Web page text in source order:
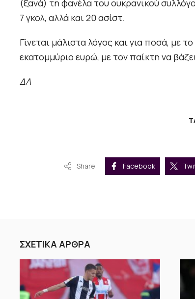
(ξανά) τη φανέλα του ουκρανικού
7 γκολ, αλλά και 20 ασίστ.
Γίνεται μάλιστα λόγος και για ποσά, με
εκατομμύριο ευρώ, με τον παίκτη να
ΔΛ
Share Facebook
ΣΧΕΤΙΚΑ ΑΡΘΡΑ